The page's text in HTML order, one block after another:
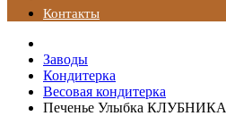
Контакты
Заводы
Кондитерка
Весовая кондитерка
Печенье Улыбка КЛУБНИКА